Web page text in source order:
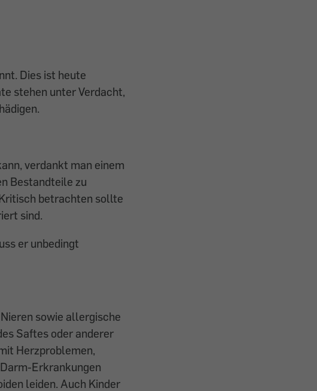
Dies ist heute
stehen unter Verdacht,
verdankt man einem
Bestandteile zu
betrachten sollte
sind.
er unbedingt
sowie allergische
Saftes oder anderer
Herzproblemen,
Erkrankungen
leiden. Auch Kinder